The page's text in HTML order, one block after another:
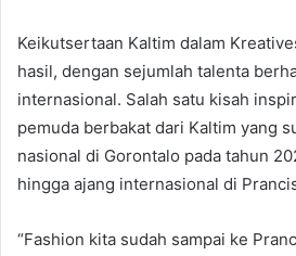
Keikutsertaan Kaltim dalam
hasil, dengan sejumlah talenta
internasional. Salah satu kisah
pemuda berbakat dari Kaltim yang
nasional di Gorontalo pada tahun
hingga ajang internasional di
“Fashion kita sudah sampai ke